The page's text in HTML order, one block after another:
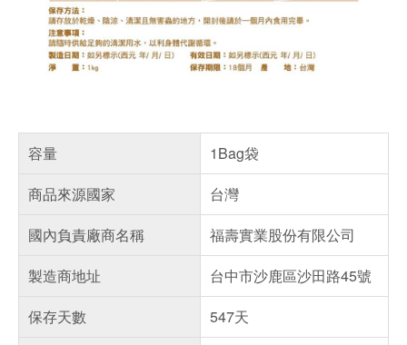
容量
1Bag袋
商品來源國家
台灣
國內負責廠商名稱
福壽實業股份有限公司
製造商地址
台中市沙鹿區沙田路45號
保存天數
547天